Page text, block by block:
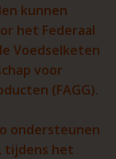
kunnen
het Federaal
Voedselketen
voor
(FAGG).
ondersteunen
tijdens het